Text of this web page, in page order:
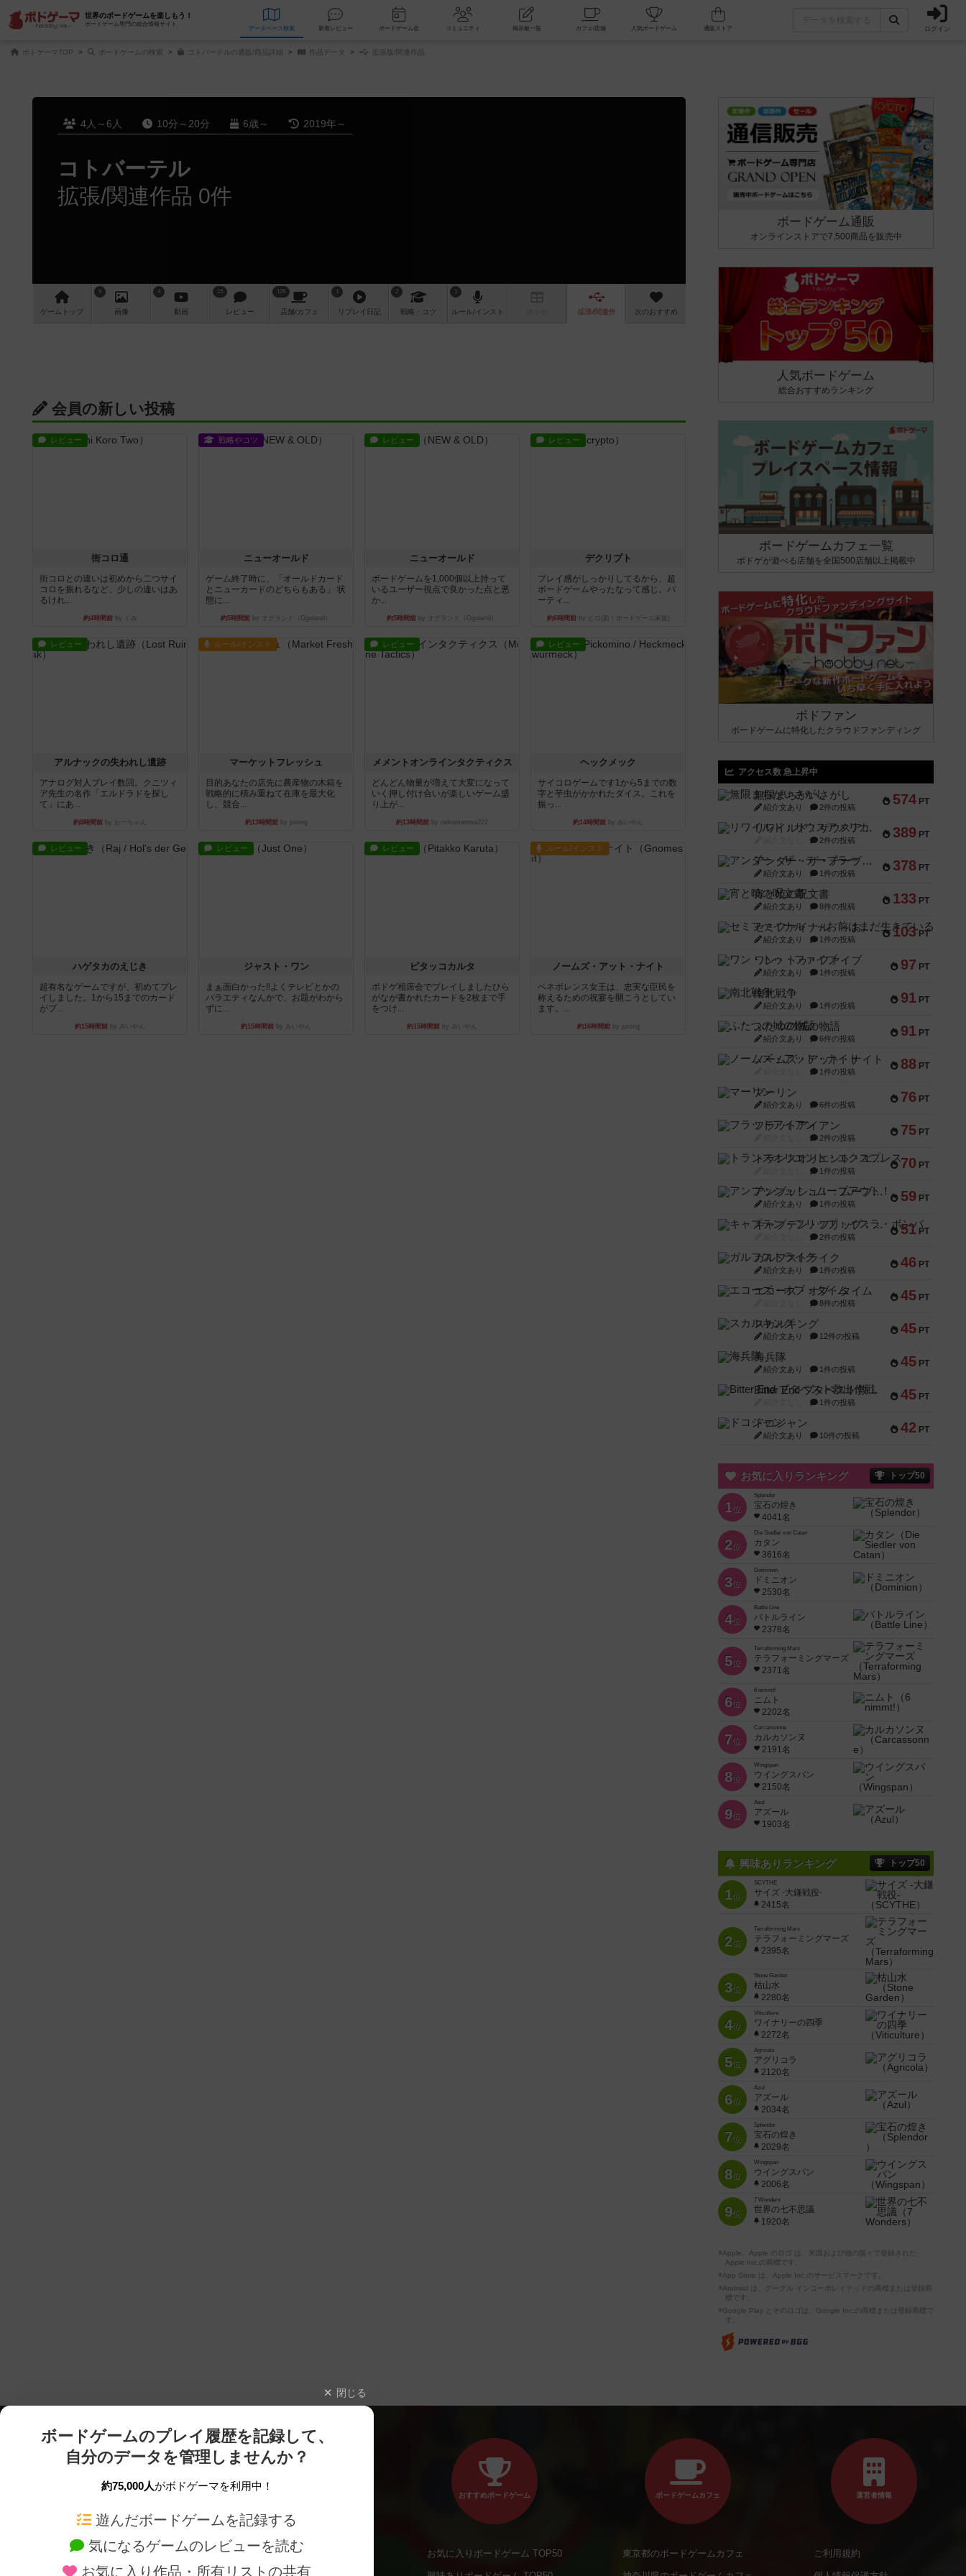
世界のボードゲームを楽しもう！
ボードゲーム専門の総合情報サイト
データベース 検索 新着レビュー ボードゲーム会 コミュニティ 掲示板一覧 カフェ/店舗 人気ボードゲーム ログイン
ボドゲーマTOP ボードゲームの検索 コトバーテルの通販/商品詳細 作品データ 拡張版/関連作品
4人～6人 10分～20分 6歳～ 2019年～
コトバーテル
拡張/関連作品 0件
ゲーム トップ
9
画像
4
動画
15
レビュー
129
店舗/カフェ
1
リプレイ 日記
2
戦略 ・コツ
1
ルール/インスト 拡張/関連作 次のおすすめ
会員の新しい投稿
レビュー
街コロ通
街コロとの違いは初めから二つサイ
コロを振れるなど、少しの違いはあ
るけれ...
約4時間前by くみ
戦略やコツ
ニューオールド
ゲーム終了時に、「オールドカード
とニューカードのどちらもある」 状
態に...
約5時間前 by オグランド（Oguland）
レビュー
ニューオールド
ボードゲームを1,000個以上持って
いるユーザー視点で良かった点と悪
か...
約5時間前 by オグランド（Oguland）
レビュー
デクリプト
プレイ感がしっかりしてるから、超
ボードゲームやったなって感じ。パ
ーティ...
約6時間前by ヒロ(新！ボードゲーム家族)
レビュー
アルナックの失われし遺跡
アナログ対人プレイ数回。クニツィ
ア先生の名作「エルドラドを探し
て」にあ...
約8時間前 by おーちゃん
ルール/インスト
マーケットフレッシュ
目的あなたの店先に農産物の木箱を
戦略的に積み重ねて在庫を最大化
し、競合...
約13時間前by jurong
レビュー
メメントオンラインタクティクス
どんどん物量が増えて大変になって
いく押し付け合いが楽しいゲーム盛
り上が...
約13時間前 by nekomanma222
レビュー
ヘックメック
サイコロゲームです1から5までの数
字と芋虫がかかれたダイス。これを
振っ...
約14時間前 by みいやん
レビュー
ハゲタカのえじき
超有名なゲームですが、初めてプレ
イしました。1から15までのカード
がプ...
約15時間前 by みいやん
レビュー
ジャスト・ワン
まぁ面白かった‼️よくテレビとかの
バラエティなんかで、お題がわから
ずに...
約15時間前 by みいやん
レビュー
ピタッコカルタ
ボドゲ相席会でプレイしましたひら
がなが書かれたカードを2枚まで手
をつけ...
約15時間前 by みいやん
ルール/インスト
ノームズ・アット・ナイト
ベネボレンス女王は、忠実な臣民を
称えるための祝宴を開こうとしてい
ます。...
約16時間前by jurong
ボードゲーム通販
オンラインストアで7,500商品を販売中
人気ボードゲーム
総合おすすめランキング
ボードゲームカフェ一覧
ボドゲが遊べる店舗を全国500店舗以上掲載中
ボドファン
ボードゲームに特化したクラウドファンディング
アクセス数 急上昇中
574 PT
無限まちがいさがし
紹介文あり 2件の投稿
389 PT
リワイルド：サウスアメリカ
2件の投稿
378 PT
アンダー・ザ・テーブラー
紹介文あり 1件の投稿
133 PT
宵と暁の呪文書
紹介文あり 8件の投稿
103 PT
セミファイナル ～お前はまだ生きている～
紹介文あり 1件の投稿
97 PT
ワン・トゥ・ファイブ
紹介文あり 1件の投稿
91 PT
南北戦争
紹介文あり 1件の投稿
91 PT
ふたつの城の物語
紹介文あり 6件の投稿
88 PT
ノームズ・アット・ナイト
1件の投稿
76 PT
マーリン
紹介文あり 6件の投稿
75 PT
フラットアイアン
2件の投稿
70 PT
トランスオリエント・エクスプレス
1件の投稿
59 PT
アンブッシュ！：ムーブアウト！
紹介文あり 1件の投稿
51 PT
キャプテン・フリップ：イスラ・ボンバ
2件の投稿
46 PT
ガルフストライク
紹介文あり 1件の投稿
45 PT
エコーズ・オブ・タイム
8件の投稿
45 PT
スカルキング
紹介文あり 12件の投稿
45 PT
海兵隊
紹介文あり 1件の投稿
45 PT
Bitter End ブタペスト救出作戦
1件の投稿
42 PT
ドコジャン
紹介文あり 10件の投稿
お気に入りランキング トップ50
1位
Splendor
宝石の煌き
4041名
2位
Die Siedler von Catan
カタン
3616名
3位
Dominion
ドミニオン
2530名
4位
Battle Line
バトルライン
2378名
5位
Terraforming Mars
テラフォーミングマーズ
2371名
6位
6 nimmt!
ニムト
2202名
7位
Carcassonne
カルカソンヌ
2191名
8位
Wingspan
ウイングスパン
2150名
9位
Azul
アズール
1903名
興味ありランキング トップ50
1位
SCYTHE
サイズ -大鎌戦役-
2415名
2位
Terraforming Mars
テラフォーミングマーズ
2395名
3位
Stone Garden
枯山水
2280名
4位
Viticulture
ワイナリーの四季
2272名
5位
Agricola
アグリコラ
2120名
6位
Azul
アズール
2034名
7位
Splendor
宝石の煌き
2029名
8位
Wingspan
ウイングスパン
2006名
9位
7 Wonders
世界の七不思議
1920名
※Apple、Apple のロゴ は、米国および他の国々で登録された
Apple Inc.の商標です。
※App Store は、Apple Inc.のサービスマークです。
※Android は、グーグル インコーポレイテッドの商標または登録商
標です。
※Google Play とそのロゴは、Google Inc.の商標または登録商標で
す。
閉じる
ボードゲームのプレイ履歴を記録して、
自分のデータを管理しませんか？
約75,000人がボドゲーマを利用中！
遊んだボードゲームを記録する
気になるゲームのレビューを読む
お気に入り作品・所有リストの共有
ボードゲームを検索する 新作・再入荷情報
おすすめボードゲーム
お気に入りボードゲーム TOP50
ボードゲームカフェ
東京都のボードゲームカフェ
運営者情報
ご利用規約